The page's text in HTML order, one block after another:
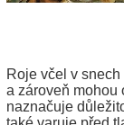
Roje včel v
a zároveň mohou
naznačuje